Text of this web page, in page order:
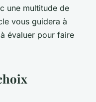
une multitude de
vous guidera à
évaluer pour faire